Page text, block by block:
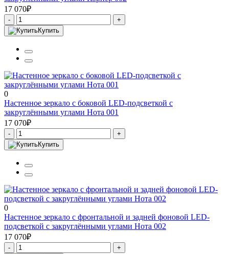
17 070₽
-
+
Купить
0
Настенное зеркало с боковой LED-подсветкой с
закруглёнными углами Нота 001
17 070₽
-
+
Купить
0
Настенное зеркало с фронтальной и задней фоновой LED-
подсветкой с закруглёнными углами Нота 002
17 070₽
-
+